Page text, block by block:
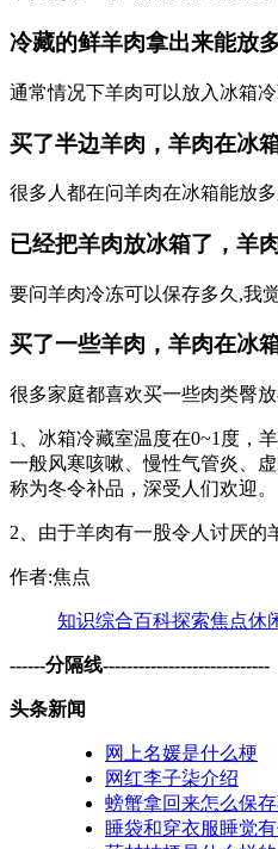
冷藏的鲜羊肉拿出来能放
通常情况下羊肉可以放入冰箱
买了半边羊肉，羊肉在冰
很多人都在问羊肉在冰箱能放
已经把羊肉放冰箱了，羊
要问羊肉冷冻可以保存多久,我
买了一些羊肉，羊肉在冰
很多家庭都喜欢买一些肉类臀
1、冰箱冷藏室温度在0~1度，
一般风寒咳嗽、慢性气管炎、
称为冬令补品，深受人们欢迎。
2、由于羊肉有一股令人讨厌的
作者:焦点
知识综合百科探索焦点休
------分隔线----------------------------
头条新闻
网上名媛是什么梗
网红李子柒介绍
螃蟹拿回来怎么保
睡袋和穿衣服睡觉